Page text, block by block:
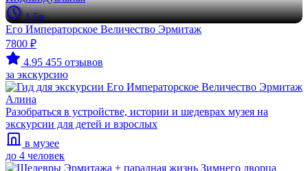
1.5ч
Его Императорское Величество Эрмитаж
7800 ₽
4.95 455 отзывов
за экскурсию
Алина
Разобраться в устройстве, истории и шедеврах музея на
экскурсии для детей и взрослых
в музее
до 4 человек